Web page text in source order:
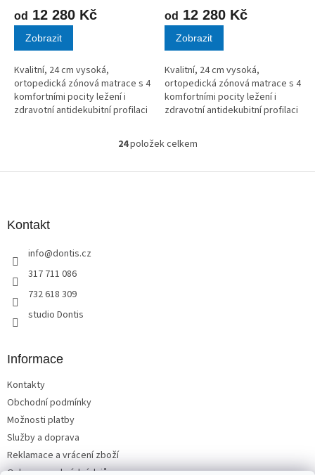
od 12 280 Kč
Zobrazit
Kvalitní, 24 cm vysoká,
ortopedická zónová matrace s 4
komfortními pocity ležení i
zdravotní antidekubitní profilaci
Antibacterial Gel ZDARMA
od 12 280 Kč
Zobrazit
Kvalitní, 24 cm vysoká,
ortopedická zónová matrace s 4
komfortními pocity ležení i
zdravotní antidekubitní profilaci
pružnější matrace pro milovníky
měkčího ležení. AKCE polštář...
O
l
24položek celkem
Kontakt
info@dontis.cz
317 711 086
732 618 309
studio Dontis
Informace
Kontakty
Obchodní podmínky
Možnosti platby
Služby a doprava
Reklamace a vrácení zboží